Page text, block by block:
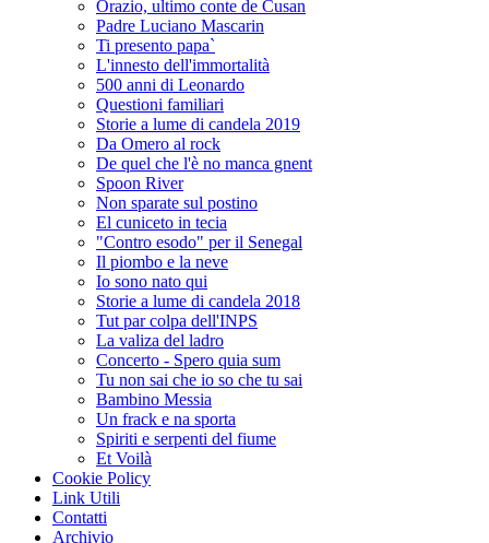
Orazio, ultimo conte de Cusan
Padre Luciano Mascarin
Ti presento papa`
L'innesto dell'immortalità
500 anni di Leonardo
Questioni familiari
Storie a lume di candela 2019
Da Omero al rock
De quel che l'è no manca gnent
Spoon River
Non sparate sul postino
El cuniceto in tecia
"Contro esodo" per il Senegal
Il piombo e la neve
Io sono nato qui
Storie a lume di candela 2018
Tut par colpa dell'INPS
La valiza del ladro
Concerto - Spero quia sum
Tu non sai che io so che tu sai
Bambino Messia
Un frack e na sporta
Spiriti e serpenti del fiume
Et Voilà
Cookie Policy
Link Utili
Contatti
Archivio